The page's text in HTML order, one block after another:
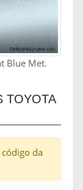
Blue Met.
TOYOTA
da